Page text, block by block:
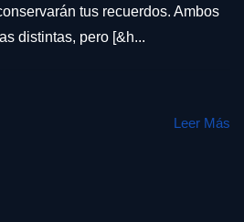
tus recuerdos. Ambos
distintas, pero [&h...
Leer Más